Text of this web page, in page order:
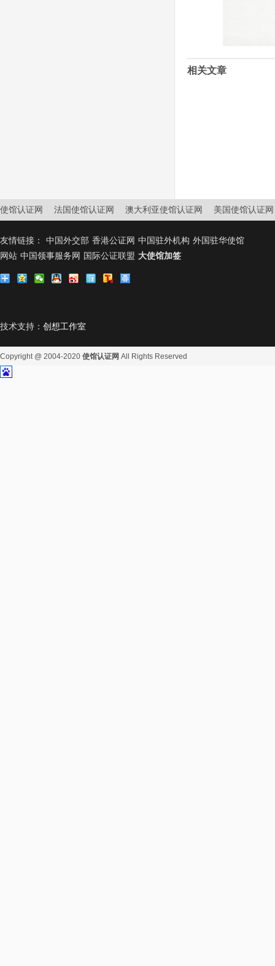
相关文章
使馆认证网 法国使馆认证网 澳大利亚使馆认证网 美国使馆认证网
友情链接： 中国外交部 香港公证网 中国驻外机构 外国驻华使馆
网站 中国领事服务网 国际公证联盟 大使馆加签
技术支持： 创想工作室
Copyright @ 2004-2020 使馆认证网 All Rights Reserved